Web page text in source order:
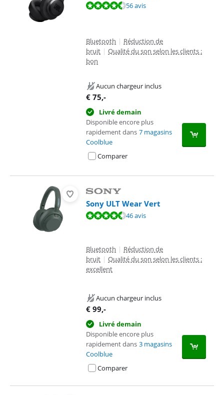
La note est de 8,7 sur 10, basée sur 56 avis.56 avis
Bluetooth | Réduction de
bruit | Qualité du son selon les clients :
bon
Aucun chargeur inclus
€ 75,-
Livré demain
Disponible encore plus
rapidement dans 7 magasins
Coolblue
Comparer
Sony ULT Wear Vert
La note est de 8,8 sur 10, basée sur 46 avis.46 avis
Bluetooth | Réduction de
bruit | Qualité du son selon les clients :
excellent
Aucun chargeur inclus
€ 99,-
Livré demain
Disponible encore plus
rapidement dans 3 magasins
Coolblue
Comparer